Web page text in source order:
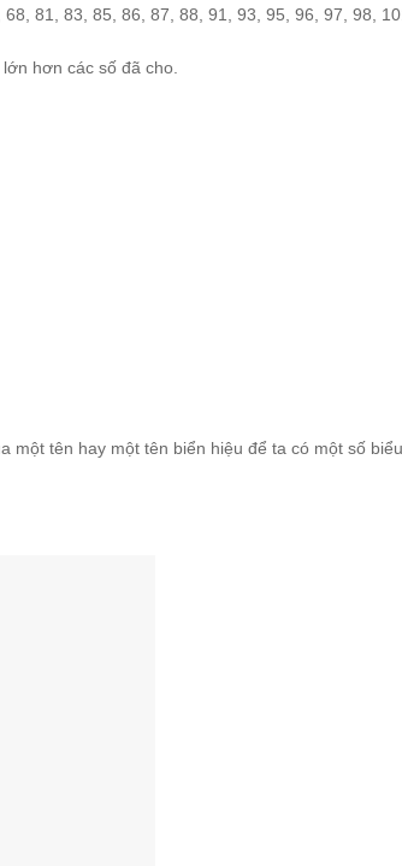
81, 83, 85, 86, 87, 88, 91, 93, 95, 96, 97, 98,
hơn các số đã cho.
tên hay một tên biển hiệu để ta có một số